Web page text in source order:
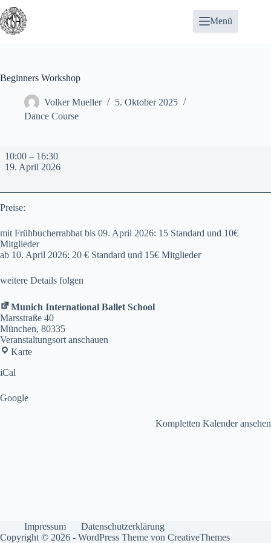
Inhalt
springen
Menü
Beginners Workshop
Volker Mueller
5. Oktober 2025
Dance Course
Beginners
Workshop
10:00 – 16:30
19. April 2026
Preise:
mit Frühbucherrabbat bis 09. April 2026: 15 Standard und 10€
Mitglieder
ab 10. April 2026: 20 € Standard und 15€ Mitglieder
weitere Details folgen
Munich International Ballet School
Marsstraße 40
München, 80335
Veranstaltungsort anschauen
KarteMunich
iCal
Google
Kompletten Kalender ansehen
Impressum
Datenschutzerklärung
Copyright © 2026 - WordPress Theme von CreativeThemes